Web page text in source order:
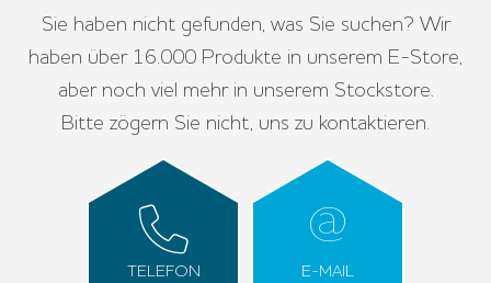
Sie haben nicht gefunden, was Sie suchen? Wir
haben über 16.000 Produkte in unserem E-Store,
aber noch viel mehr in unserem Stockstore.
Bitte zögern Sie nicht, uns zu kontaktieren.
TELEFON E-MAIL